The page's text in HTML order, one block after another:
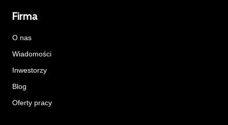
Firma
O nas
Wiadomości
Inwestorzy
Blog
Oferty pracy